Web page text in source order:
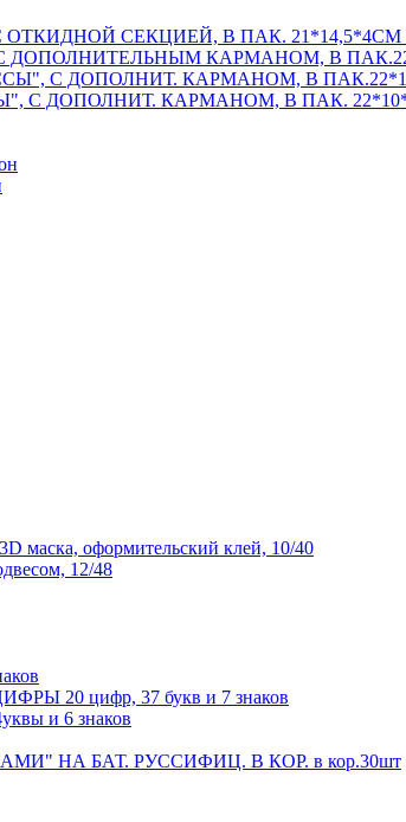
СЕКЦИЕЙ, В ПАК. 21*14,5*4СМ в
КАРМАНОМ, В
С ДОПОЛНИТ. КАРМАНОМ, В
ДОПОЛНИТ. КАРМАНОМ, В ПАК.
маска, оформительский клей, 10/40
12/48
20 цифр, 37 букв и 7 знаков
и 6 знаков
НА БАТ. РУССИФИЦ. В КОР. в кор.30шт